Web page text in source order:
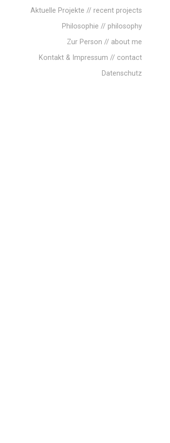
Aktuelle Projekte // recent projects
Philosophie // philosophy
Zur Person // about me
Kontakt & Impressum // contact
Datenschutz